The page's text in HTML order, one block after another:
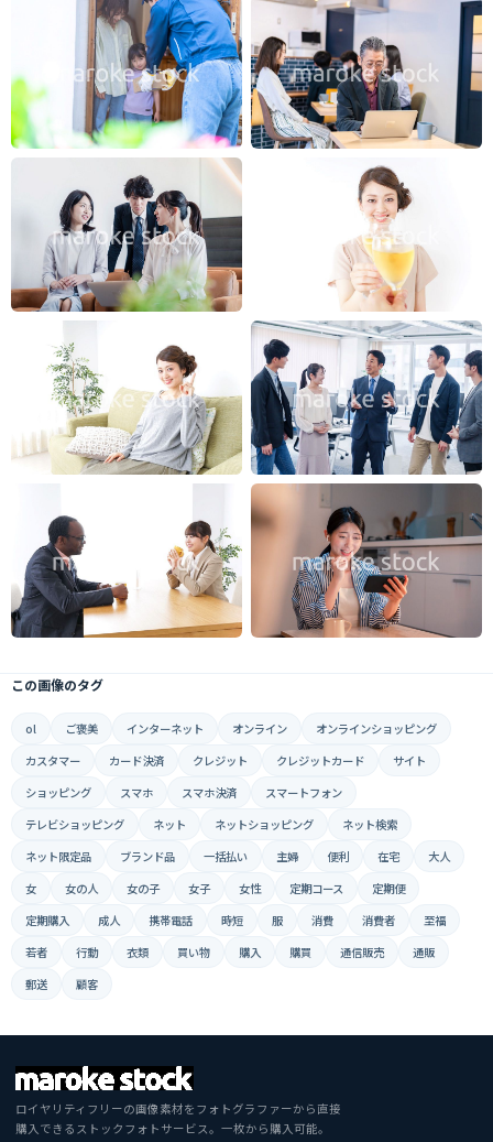
この画像のタグ
ol ご褒美 インターネット オンライン
オンラインショッピング
カスタマー
カード決済 クレジット クレジットカード
サイト
ショッピング
スマホ スマホ決済
スマートフォン
テレビショッピング
ネット ネットショッピング
ネット検索
ネット限定品
ブランド品 一括払い 主婦 便利 在宅
大人
女
女の人 女の子 女子 女性 定期コース
定期便
定期購入
成人 携帯電話 時短 服 消費 消費者
至福
若者
行動 衣類 買い物 購入 購買 通信販売
通販
郵送
顧客
ロイヤリティフリーの画像素材をフォトグラファーから直接
購入できるストックフォトサービス。一枚から購入可能。